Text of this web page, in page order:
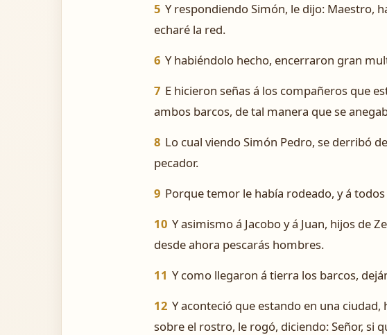
5 Y respondiendo Simón, le dijo: Maestro,
echaré la red.
6 Y habiéndolo hecho, encerraron gran
7 E hicieron señas á los compañeros que
ambos barcos, de tal manera que se
8 Lo cual viendo Simón Pedro, se derribó
pecador.
9 Porque temor le había rodeado, y á
10 Y asimismo á Jacobo y á Juan, hijos de
desde ahora pescarás hombres.
11 Y como llegaron á tierra los barcos,
12 Y aconteció que estando en una
sobre el rostro, le rogó, diciendo: Señor, si